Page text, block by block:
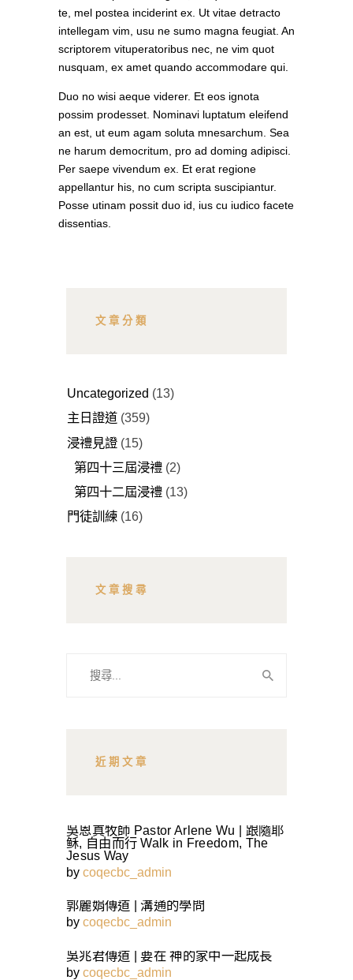
te, mel postea inciderint ex. Ut vitae detracto
intellegam vim, usu ne sumo magna feugiat. An
scriptorem vituperatoribus nec, ne vim quot
nusquam, ex amet quando accommodare qui.
Duo no wisi aeque viderer. Et eos ignota
possim prodesset. Nominavi luptatum eleifend
an est, ut eum agam soluta mnesarchum. Sea
ne harum democritum, pro ad doming adipisci.
Per saepe vivendum ex. Et erat regione
appellantur his, no cum scripta suscipiantur.
Posse utinam possit duo id, ius cu iudico facete
dissentias.
文章分類
Uncategorized (13)
主日證道 (359)
浸禮見證 (15)
第四十三屆浸禮 (2)
第四十二屆浸禮 (13)
門徒訓練 (16)
文章搜尋
近期文章
吳恩真牧師 Pastor Arlene Wu | 跟隨耶
稣, 自由而行 Walk in Freedom, The
Jesus Way
by coqecbc_admin
郭麗娟傳道 | 溝通的學問
by coqecbc_admin
吳兆君傳道 | 要在 神的家中一起成長
by coqecbc_admin